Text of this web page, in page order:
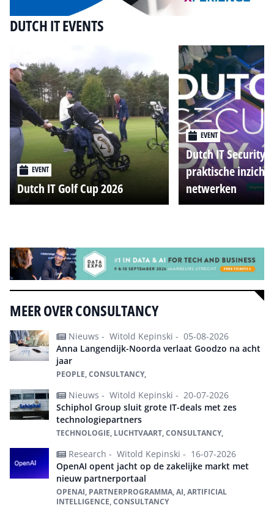
DUTCH IT EVENTS
EVENT
Dutch IT Golf Cup 2026
EVENT
Dutch IT Security
praktische
netwerken
MEER OVER CONSULTANCY
Nieuws - Witold Kepinski - 05-08-2026
Anna Langendijk-Noorda verlaat Goodzo na acht
jaar
PEOPLE, CONSULTANCY,
Nieuws - Witold Kepinski - 20-07-2026
Schiphol Group sluit grote IT-deals met zes
technologiepartners
TECHNOLOGIE, LUCHTVAART, CONSULTANCY,
Research - Witold Kepinski - 16-07-2026
OpenAI opent jacht op de zakelijke markt met
nieuw partnerportaal
OPENAI, PARTNERPROGRAMMA, AI, ARTIFICIAL
INTELLIGENCE, CONSULTANCY